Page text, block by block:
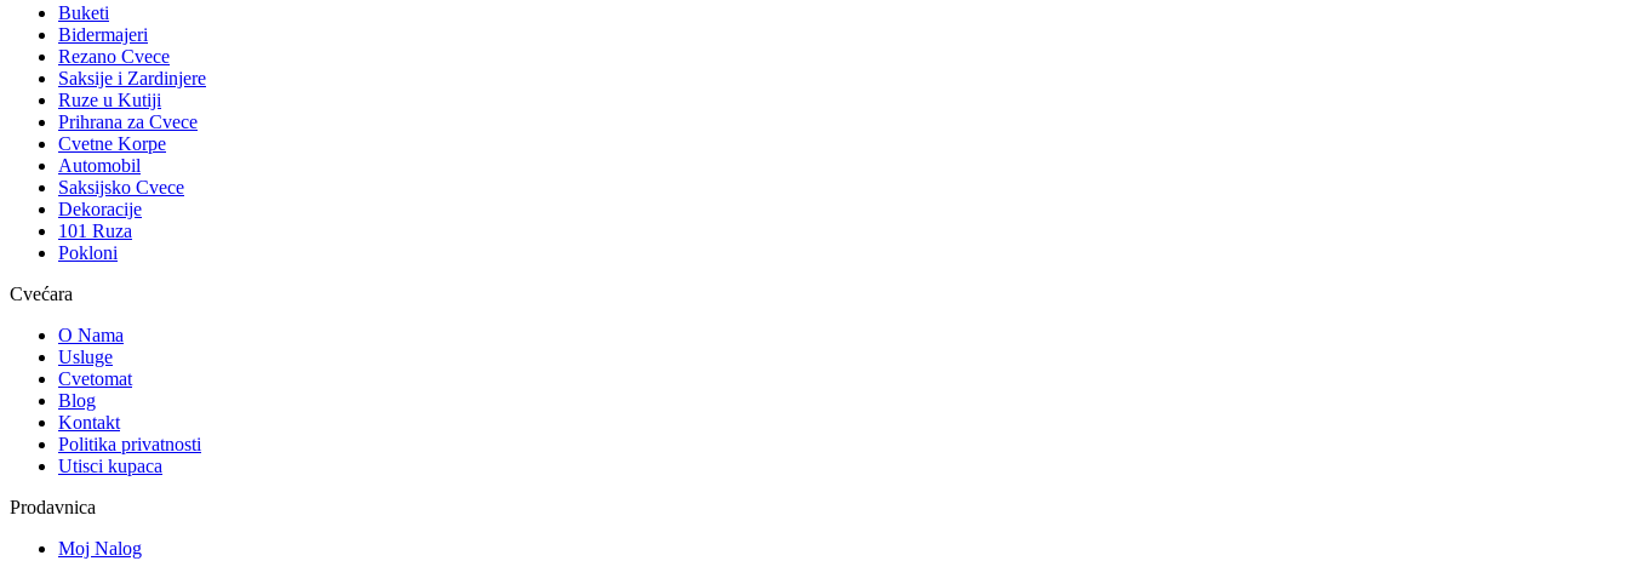
Buketi
Bidermajeri
Rezano Cvece
Saksije i Zardinjere
Ruze u Kutiji
Prihrana za Cvece
Cvetne Korpe
Automobil
Saksijsko Cvece
Dekoracije
101 Ruza
Pokloni
Cvećara
O Nama
Usluge
Cvetomat
Blog
Kontakt
Politika privatnosti
Utisci kupaca
Prodavnica
Moj Nalog